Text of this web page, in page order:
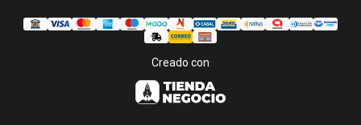
Creado con